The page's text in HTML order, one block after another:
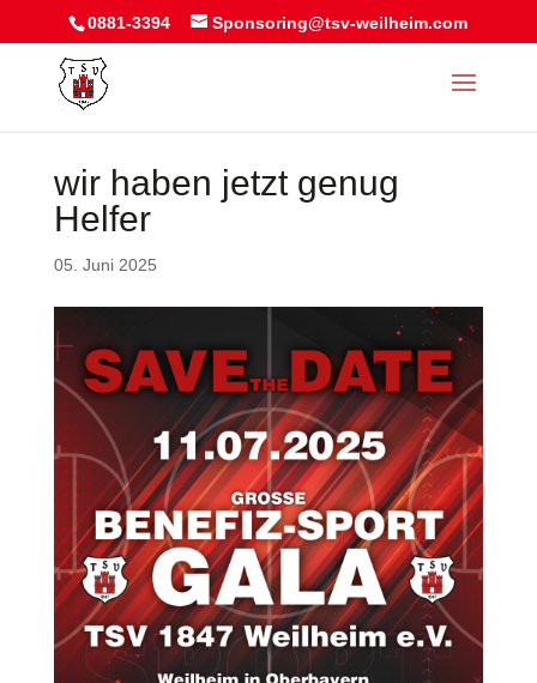
0881-3394 Sponsoring@tsv-weilheim.com
wir haben jetzt genug
Helfer
05. Juni 2025